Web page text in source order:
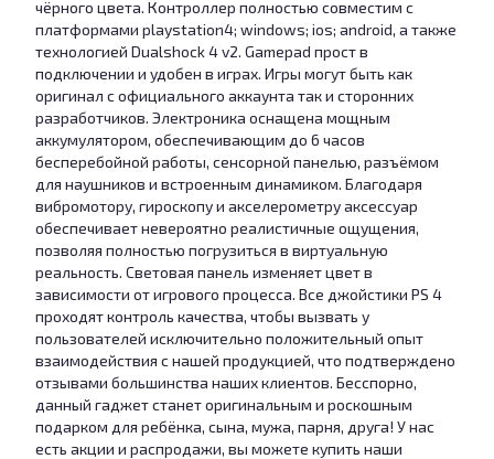
чёрного цвета. Контроллер полностью совместим с
платформами playstation4; windows; ios; android, а также
технологией Dualshock 4 v2. Gamepad прост в
подключении и удобен в играх. Игры могут быть как
оригинал с официального аккаунта так и сторонних
разработчиков. Электроника оснащена мощным
аккумулятором, обеспечивающим до 6 часов
бесперебойной работы, сенсорной панелью, разъёмом
для наушников и встроенным динамиком. Благодаря
вибромотору, гироскопу и акселерометру аксессуар
обеспечивает невероятно реалистичные ощущения,
позволяя полностью погрузиться в виртуальную
реальность. Световая панель изменяет цвет в
зависимости от игрового процесса. Все джойстики PS 4
проходят контроль качества, чтобы вызвать у
пользователей исключительно положительный опыт
взаимодействия с нашей продукцией, что подтверждено
отзывами большинства наших клиентов. Бесспорно,
данный гаджет станет оригинальным и роскошным
подарком для ребёнка, сына, мужа, парня, друга! У нас
есть акции и распродажи, вы можете купить наши